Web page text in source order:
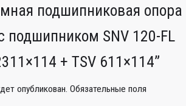
подшипниковая опора
подшипником SNV 120-FL
+ TSV 611×114”
опубликован. Обязательные поля